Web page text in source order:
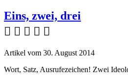
Eins, zwei, drei
    
Artikel vom 30. August 2014
Wort, Satz, Ausrufezeichen! Zwei